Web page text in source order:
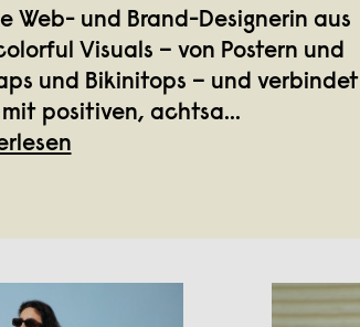
Web- und Brand-Designerin aus
Visuals – von Postern und
und Bikinitops – und verbindet
positiven, achtsa...